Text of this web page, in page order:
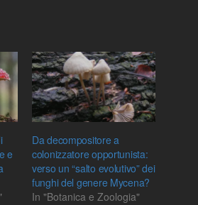
e
Da decompositore a
colonizzatore opportunista:
verso un “salto evolutivo” dei
funghi del genere Mycena?
In "Botanica e Zoologia"